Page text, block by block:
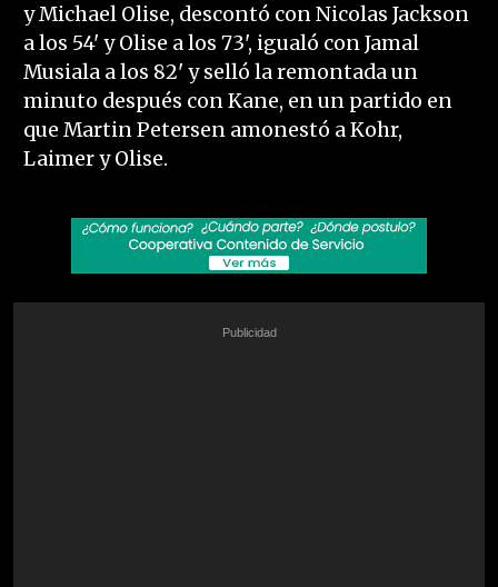
y Michael Olise, descontó con Nicolas Jackson
a los 54' y Olise a los 73', igualó con Jamal
Musiala a los 82' y selló la remontada un
minuto después con Kane, en un partido en
que Martin Petersen amonestó a Kohr,
Laimer y Olise.